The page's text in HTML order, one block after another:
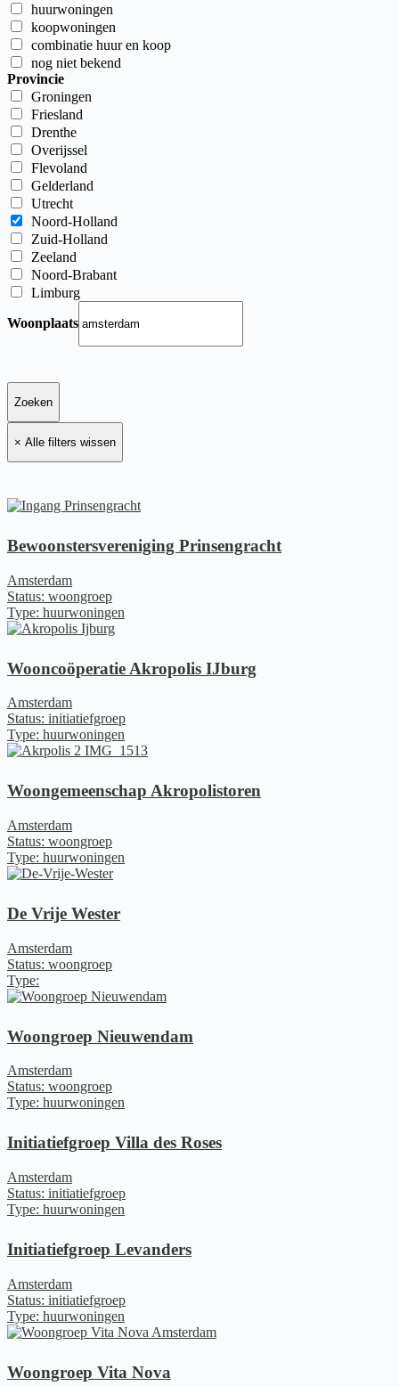
huurwoningen
koopwoningen
combinatie huur en koop
nog niet bekend
Provincie
Groningen
Friesland
Drenthe
Overijssel
Flevoland
Gelderland
Utrecht
Noord-Holland
Zuid-Holland
Zeeland
Noord-Brabant
Limburg
Woonplaats
Bewoonstersvereniging Prinsengracht
Amsterdam
Status: woongroep
Type: huurwoningen
Wooncoöperatie Akropolis IJburg
Amsterdam
Status: initiatiefgroep
Type: huurwoningen
Woongemeenschap Akropolistoren
Amsterdam
Status: woongroep
Type: huurwoningen
De Vrije Wester
Amsterdam
Status: woongroep
Type:
Woongroep Nieuwendam
Amsterdam
Status: woongroep
Type: huurwoningen
Initiatiefgroep Villa des Roses
Amsterdam
Status: initiatiefgroep
Type: huurwoningen
Initiatiefgroep Levanders
Amsterdam
Status: initiatiefgroep
Type: huurwoningen
Woongroep Vita Nova